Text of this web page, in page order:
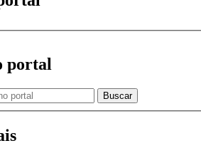
portal
Buscar